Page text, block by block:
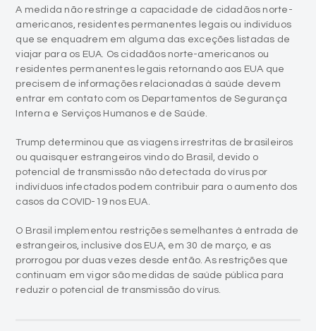
A medida não restringe a capacidade de cidadãos norte-
americanos, residentes permanentes legais ou indivíduos
que se enquadrem em alguma das exceções listadas de
viajar para os EUA. Os cidadãos norte-americanos ou
residentes permanentes legais retornando aos EUA que
precisem de informações relacionadas à saúde devem
entrar em contato com os Departamentos de Segurança
Interna e Serviços Humanos e de Saúde.
Trump determinou que as viagens irrestritas de brasileiros
ou quaisquer estrangeiros vindo do Brasil, devido o
potencial de transmissão não detectada do vírus por
indivíduos infectados podem contribuir para o aumento dos
casos da COVID-19 nos EUA.
O Brasil implementou restrições semelhantes à entrada de
estrangeiros, inclusive dos EUA, em 30 de março, e as
prorrogou por duas vezes desde então. As restrições que
continuam em vigor são medidas de saúde pública para
reduzir o potencial de transmissão do vírus.